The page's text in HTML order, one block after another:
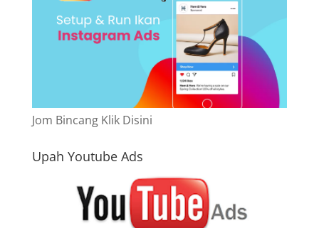
Jom Bincang Klik Disini
Upah Youtube Ads